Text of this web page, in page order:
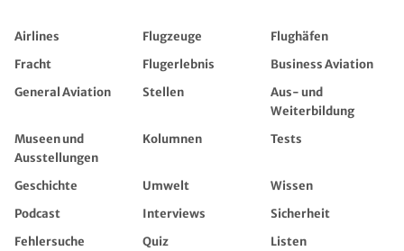
Airlines Flugzeuge
Flughäfen
Fracht
Flugerlebnis
Business Aviation
General Aviation
Stellen
Aus- und
Weiterbildung
Museen und
Ausstellungen
Kolumnen Tests
Geschichte Umwelt
Wissen
Podcast
Interviews
Sicherheit
Fehlersuche
Quiz
Listen